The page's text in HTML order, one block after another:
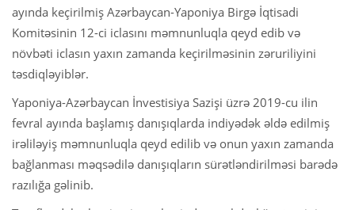
ayında keçirilmiş Azərbaycan-Yaponiya Birgə İqtisadi
Komitəsinin 12-ci iclasını məmnunluqla qeyd edib və
növbəti iclasın yaxın zamanda keçirilməsinin zəruriliyini
təsdiqləyiblər.
Yaponiya-Azərbaycan İnvestisiya Sazişi üzrə 2019-cu ilin
fevral ayında başlamış danışıqlarda indiyədək əldə edilmiş
irəliləyiş məmnunluqla qeyd edilib və onun yaxın zamanda
bağlanması məqsədilə danışıqların sürətləndirilməsi barədə
razılığa gəlinib.